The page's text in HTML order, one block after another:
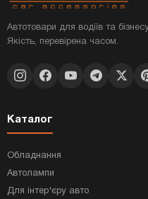
Автотовари для водіїв та
Якість, перевірена часом.
Каталог
Обладнання
Автолампи
Для інтер'єру авто